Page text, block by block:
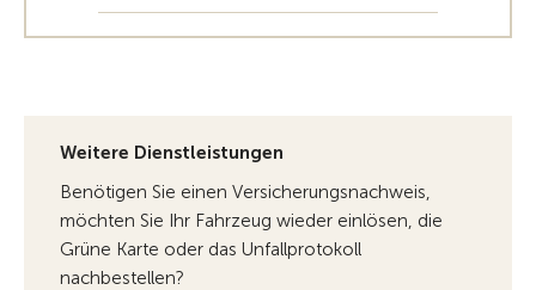
Weitere Dienstleistungen
Benötigen Sie einen Versicherungsnachweis,
möchten Sie Ihr Fahrzeug wieder einlösen, die
Grüne Karte oder das Unfallprotokoll
nachbestellen?